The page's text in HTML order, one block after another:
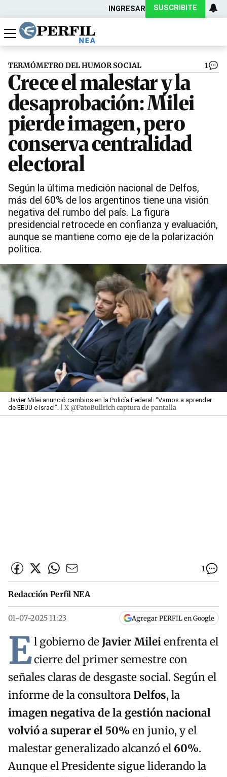
INGRESAR SUSCRIBITE
Política
Economía
Actualidad
TERMÓMETRO DEL HUMOR SOCIAL 1
Crece el malestar y la
desaprobación: Milei
pierde imagen, pero
conserva centralidad
electoral
Según la última medición nacional de Delfos,
más del 60% de los argentinos tiene una visión
negativa del rumbo del país. La figura
presidencial retrocede en confianza y evaluación,
aunque se mantiene como eje de la polarización
política.
Javier Milei anunció cambios en la Policía Federal: “Vamos a aprender
de EEUU e Israel”. | X @PatoBullrich captura de pantalla
1
Redacción Perfil NEA
01-07-2025 11:23 Agregar PERFIL en Google
El gobierno deJavier Mileienfrenta el
cierre del primer semestre con
señales claras de desgaste social. Según el
informe de la consultoraDelfos, la
imagen negativa de la gestión nacional
volvió a superar el 50% en junio, y el
malestar generalizado alcanzó el 60%.
Aunque el Presidente sigue liderando la